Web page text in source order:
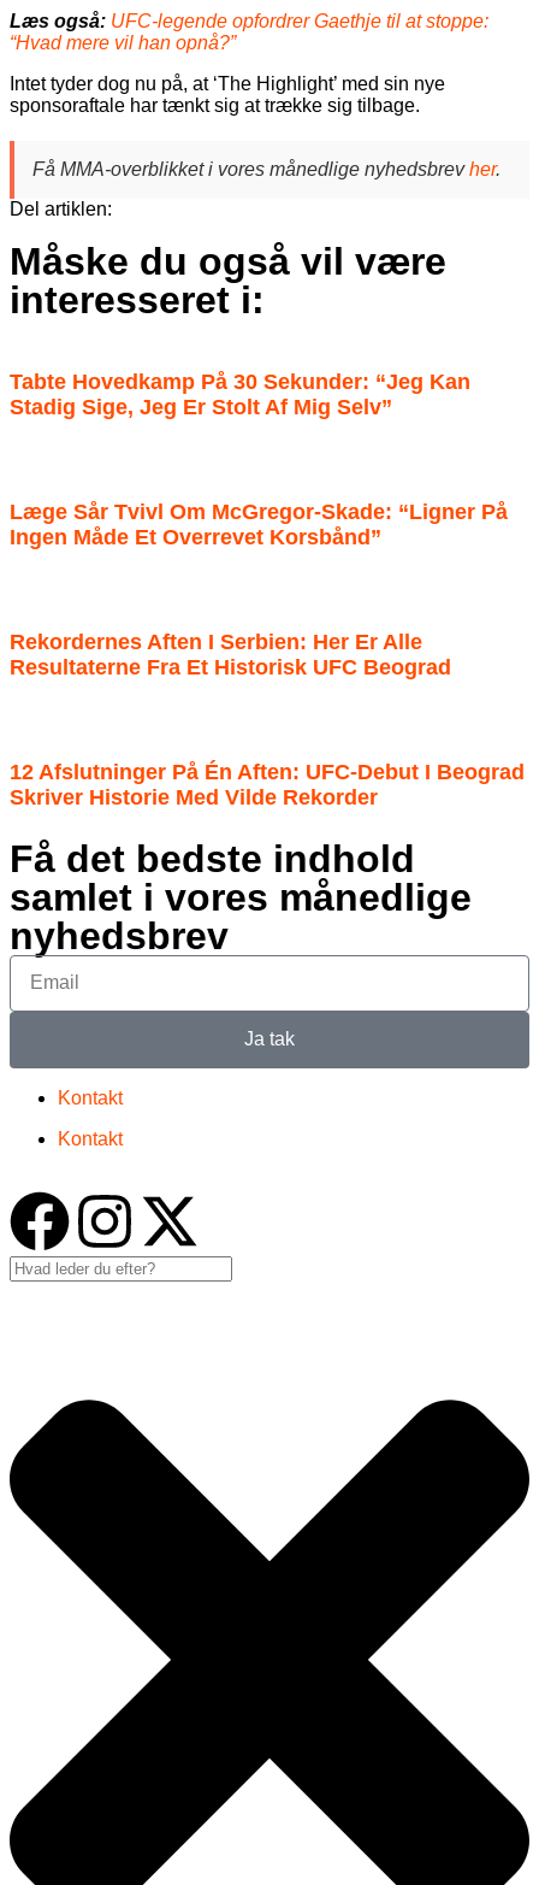
Læs også: UFC-legende opfordrer Gaethje til at stoppe:
“Hvad mere vil han opnå?”
Intet tyder dog nu på, at ‘The Highlight’ med sin nye
sponsoraftale har tænkt sig at trække sig tilbage.
Få MMA-overblikket i vores månedlige nyhedsbrevher.
Del artiklen:
Måske du også vil være
interesseret i:
Tabte Hovedkamp På 30 Sekunder: “Jeg Kan
Stadig Sige, Jeg Er Stolt Af Mig Selv”
Læge Sår Tvivl Om McGregor-Skade: “Ligner På
Ingen Måde Et Overrevet Korsbånd”
Rekordernes Aften I Serbien: Her Er Alle
Resultaterne Fra Et Historisk UFC Beograd
12 Afslutninger På Én Aften: UFC-Debut I Beograd
Skriver Historie Med Vilde Rekorder
Få det bedste indhold
samlet i vores månedlige
nyhedsbrev
Ja tak
Kontakt
Kontakt